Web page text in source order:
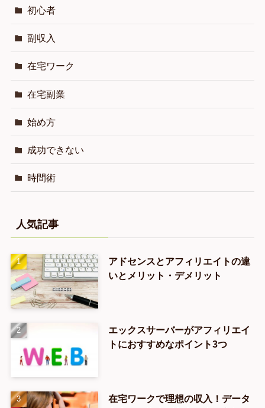
初心者
副収入
在宅ワーク
在宅副業
始め方
成功できない
時間術
人気記事
アドセンスとアフィリエイトの違
いとメリット・デメリット
エックスサーバーがアフィリエイ
トにおすすめなポイント3つ
在宅ワークで理想の収入！データ